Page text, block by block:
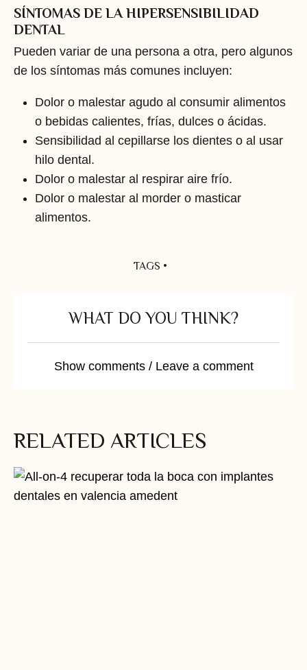
SÍNTOMAS DE LA HIPERSENSIBILIDAD
DENTAL
Pueden variar de una persona a otra, pero algunos
de los síntomas más comunes incluyen:
Dolor o malestar agudo al consumir alimentos
o bebidas calientes, frías, dulces o ácidas.
Sensibilidad al cepillarse los dientes o al usar
hilo dental.
Dolor o malestar al respirar aire frío.
Dolor o malestar al morder o masticar
alimentos.
TAGS •
WHAT DO YOU THINK?
Show comments / Leave a comment
RELATED ARTICLES